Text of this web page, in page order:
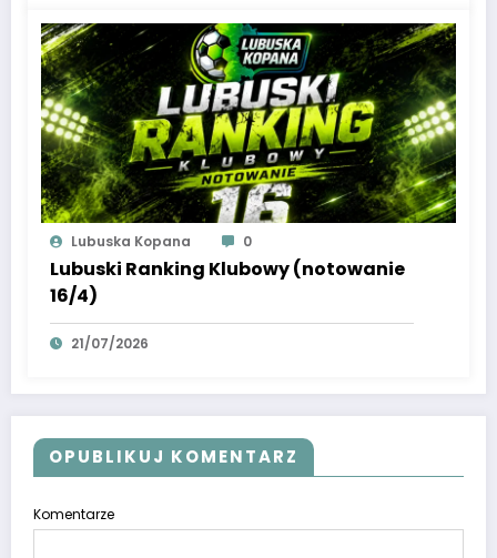
Lubuska Kopana 0
Lubuski Ranking Klubowy (notowanie
16/4)
21/07/2026
OPUBLIKUJ KOMENTARZ
Komentarze